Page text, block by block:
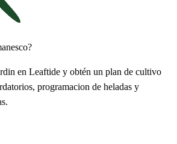
en Leaftide y obtén un plan de cultivo
programacion de heladas y